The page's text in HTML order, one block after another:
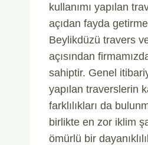
kullanımı yapılan
açıdan fayda
Beylikdüzü travers
açısından
sahiptir. Genel
yapılan traverslerin
farklılıkları da
birlikte en zor iklim
ömürlü bir